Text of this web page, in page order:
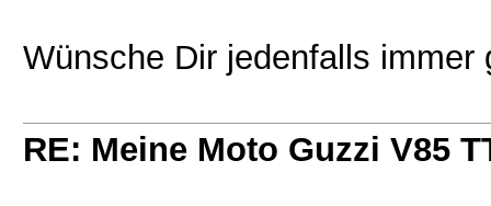
Wünsche Dir jedenfalls immer
RE: Meine Moto Guzzi V85